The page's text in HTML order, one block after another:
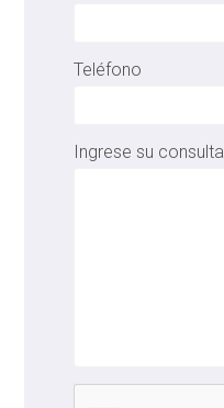
Teléfono
Ingrese su consulta